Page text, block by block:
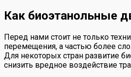
Как биоэтанольные
Перед нами стоит не только
перемещения, а частью более
Для некоторых стран развитие
снизить вредное воздействие